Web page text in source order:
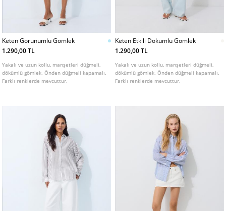
Keten Gorunumlu Gomlek
1.290,00 TL
Yakalı ve uzun kollu, manşetleri düğmeli,
dökümlü gömlek. Önden düğmeli kapamalı.
Farklı renklerde mevcuttur.
Keten Etkili Dokumlu Gomlek
1.290,00 TL
Yakalı ve uzun kollu, manşetleri düğmeli,
dökümlü gömlek. Önden düğmeli kapamalı.
Farklı renklerde mevcuttur.